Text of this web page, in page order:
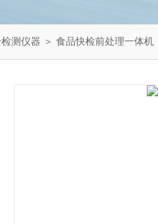
测仪器 ＞ 食品快检前处理一体机